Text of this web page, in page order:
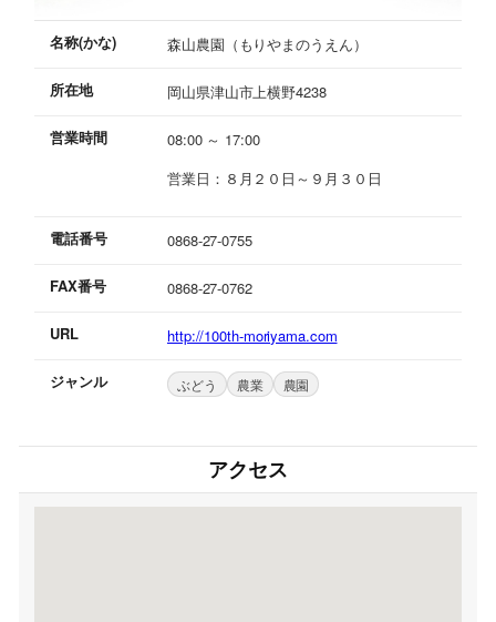
名称(かな) 森山農園（もりやまのうえん）
所在地 岡山県津山市上横野4238
営業時間
08:00 ～ 17:00
営業日：８月２０日～９月３０日
電話番号 0868-27-0755
FAX番号 0868-27-0762
URL http://100th-moriyama.com
ジャンル ぶどう 農業 農園
アクセス